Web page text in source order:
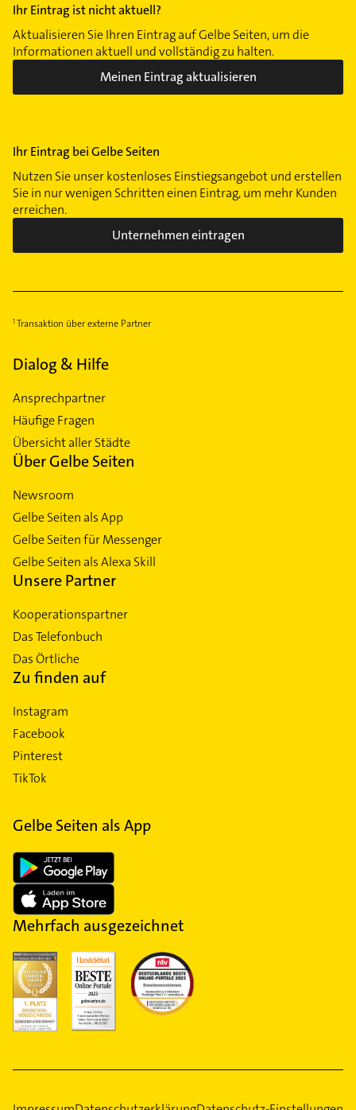
Ihr Eintrag ist nicht aktuell?
Aktualisieren Sie Ihren Eintrag auf Gelbe Seiten, um die
Informationen aktuell und vollständig zu halten.
Meinen Eintrag aktualisieren
Ihr Eintrag bei Gelbe Seiten
Nutzen Sie unser kostenloses Einstiegsangebot und erstellen
Sie in nur wenigen Schritten einen Eintrag, um mehr Kunden
erreichen.
Unternehmen eintragen
Transaktion über externe Partner
Dialog & Hilfe
Ansprechpartner
Häufige Fragen
Übersicht aller Städte
Über Gelbe Seiten
Newsroom
Gelbe Seiten als App
Gelbe Seiten für Messenger
Gelbe Seiten als Alexa Skill
Unsere Partner
Kooperationspartner
Das Telefonbuch
Das Örtliche
Zu finden auf
Instagram
Facebook
Pinterest
TikTok
Gelbe Seiten als App
Mehrfach ausgezeichnet